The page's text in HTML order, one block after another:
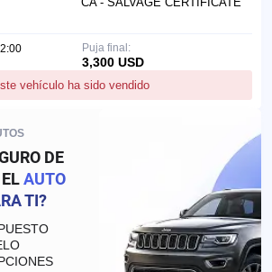
vehículo ha sido vendido
Puja final:
3,300 USD
DE
AUTO
TI?